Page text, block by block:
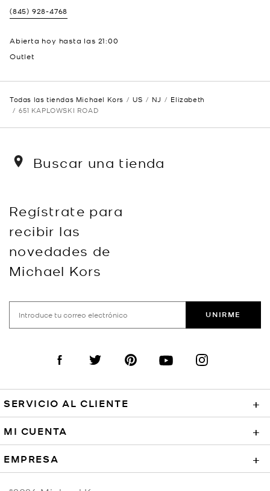
(845) 928-4768
Abierta hoy hasta las 21:00
Outlet
Todas las tiendas Michael Kors US NJ
Elizabeth
651 KAPLOWSKI ROAD
Buscar una tienda
Regístrate para
recibir las
novedades de
Michael Kors
UNIRME
Visit us on Facebook
Visit us on TwitterVisit us on PinterestVisit us on YouTube
Visit us on
SERVICIO AL CLIENTE +
MI CUENTA +
EMPRESA +